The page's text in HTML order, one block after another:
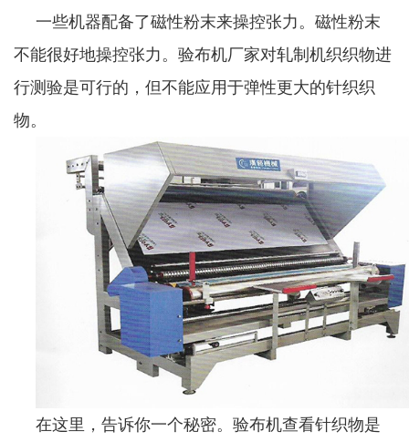
一些机器配备了磁性粉末来操控张力。磁性粉末
不能很好地操控张力。验布机厂家对轧制机织织物进
行测验是可行的，但不能应用于弹性更大的针织织
物。
在这里，告诉你一个秘密。验布机查看针织物是